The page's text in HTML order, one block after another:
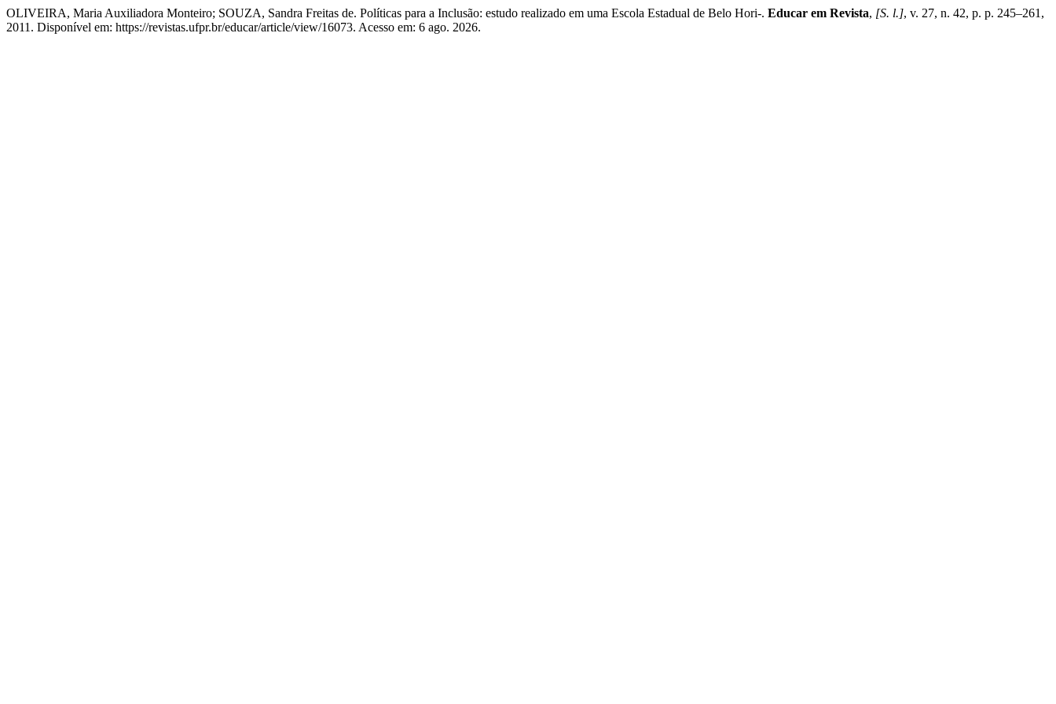
OLIVEIRA, Maria Auxiliadora Monteiro; SOUZA, Sandra Freitas de. Políticas para a Inclusão: estudo realizado em uma Escola Estadual de Belo Hori-. Educar em Revista, [S. l.], v. 27, n. 42, p. p. 245–261,
2011. Disponível em: https://revistas.ufpr.br/educar/article/view/16073. Acesso em: 6 ago. 2026.